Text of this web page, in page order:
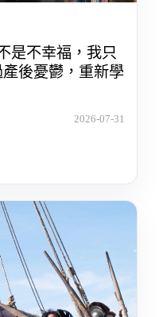
是不幸福，我只
後憂鬱，重新學
2026-07-31